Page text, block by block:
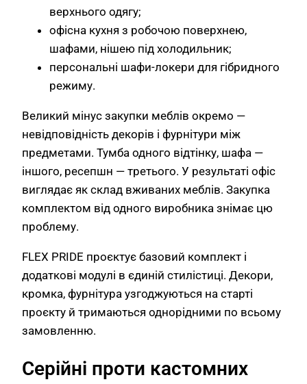
верхнього одягу;
офісна кухня з робочою поверхнею,
шафами, нішею під холодильник;
персональні шафи-локери для гібридного
режиму.
Великий мінус закупки меблів окремо —
невідповідність декорів і фурнітури між
предметами. Тумба одного відтінку, шафа —
іншого, ресепшн — третього. У результаті офіс
виглядає як склад вживаних меблів. Закупка
комплектом від одного виробника знімає цю
проблему.
FLEX PRIDE проєктує базовий комплект і
додаткові модулі в єдиній стилістиці. Декори,
кромка, фурнітура узгоджуються на старті
проєкту й тримаються однорідними по всьому
замовленню.
Серійні проти кастомних